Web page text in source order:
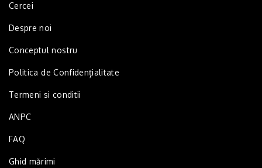
Cercei
Despre noi
Conceptul nostru
Politica de Confidențialitate
Termeni si conditii
ANPC
FAQ
Ghid mărimi